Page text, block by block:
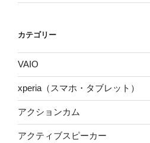
カテゴリー
VAIO
xperia（スマホ・タブレット）
アクションカム
アクティブスピーカー